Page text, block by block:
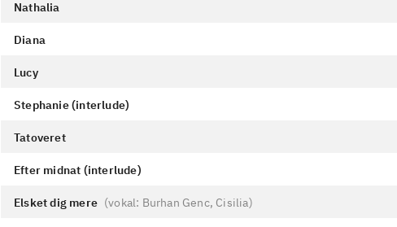
Nathalia
Diana
Lucy
Stephanie (interlude)
Tatoveret
Efter midnat (interlude)
Elsket dig mere (vokal: Burhan Genc, Cisilia)